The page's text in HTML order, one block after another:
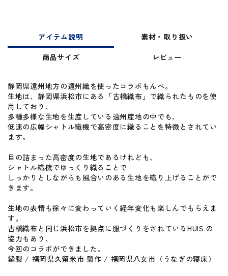
アイテム説明
素材・取り扱い
商品サイズ
レビュー
静岡県遠州地方の遠州織を使ったコラボもんぺ。
生地は、静岡県浜松市にある「古橋織布」で織られたものを使
用しており、
多種多様な生地を生産している遠州産地の中でも、
低速の広幅シャトル織機で高密度に織ることを特徴とされてい
ます。
目の詰まった高密度の生地であるけれども、
シャトル織機でゆっくり織ることで
しっかりとしながらも風合いのある生地を織り上げることがで
きます。
生地の表情も徐々に変わっていく経年変化も楽しんでもらえま
す。
古橋織布と同じ浜松市を拠点に服づくりをされているHUIS.の
協力もあり、
今回のコラボができました。
縫製 / 福岡県久留米市 製作 / 福岡県八女市（うなぎの寝床）